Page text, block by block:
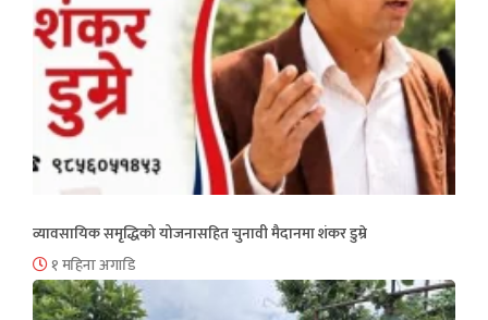
व्यावसायिक समृद्धिको योजनासहित चुनावी मैदानमा शंकर डुम्रे
१ महिना अगाडि